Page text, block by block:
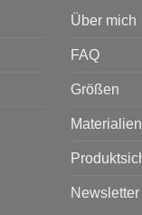
Über mich
FAQ
Größen
Newsletter